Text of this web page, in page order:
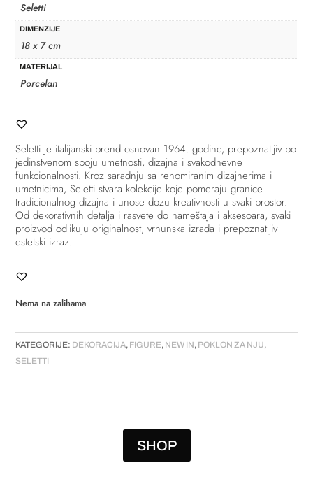
Seletti
DIMENZIJE
18 x 7 cm
MATERIJAL
Porcelan
Seletti je italijanski brend osnovan 1964. godine, prepoznatljiv po
jedinstvenom spoju umetnosti, dizajna i svakodnevne
funkcionalnosti. Kroz saradnju sa renomiranim dizajnerima i
umetnicima, Seletti stvara kolekcije koje pomeraju granice
tradicionalnog dizajna i unose dozu kreativnosti u svaki prostor.
Od dekorativnih detalja i rasvete do nameštaja i aksesoara, svaki
proizvod odlikuju originalnost, vrhunska izrada i prepoznatljiv
estetski izraz.
Nema na zalihama
KATEGORIJE: DEKORACIJA, FIGURE, NEW IN, POKLON ZA NJU,
SELETTI
SHOP